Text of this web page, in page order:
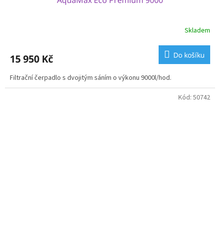
Skladem
15 950 Kč Do košíku
Filtrační čerpadlo s dvojitým sáním o výkonu 9000l/hod.
Kód: 50742